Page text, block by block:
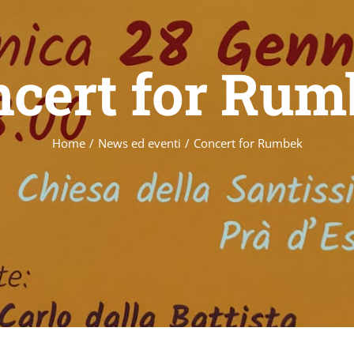
for
Home / News ed eventi / Concert for Rumbek